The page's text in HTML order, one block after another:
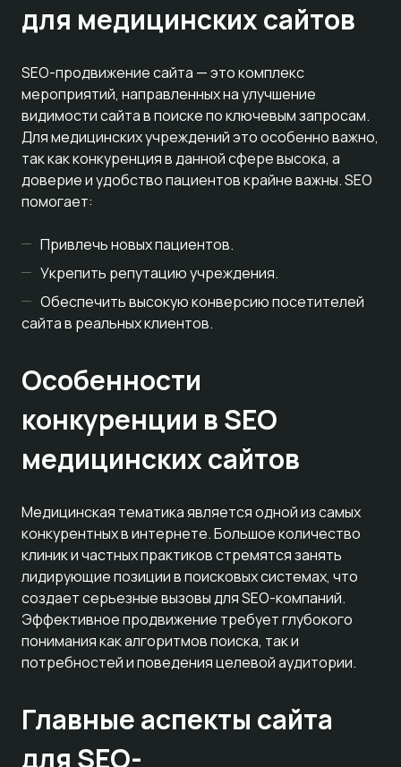
для медицинских сайтов
SEO-продвижение сайта — это комплекс
мероприятий, направленных на улучшение
видимости сайта в поиске по ключевым запросам.
Для медицинских учреждений это особенно важно,
так как конкуренция в данной сфере высока, а
доверие и удобство пациентов крайне важны. SEO
помогает:
Привлечь новых пациентов.
Укрепить репутацию учреждения.
Обеспечить высокую конверсию посетителей
сайта в реальных клиентов.
Особенности
конкуренции в SEO
медицинских сайтов
Медицинская тематика является одной из самых
конкурентных в интернете. Большое количество
клиник и частных практиков стремятся занять
лидирующие позиции в поисковых системах, что
создает серьезные вызовы для SEO-компаний.
Эффективное продвижение требует глубокого
понимания как алгоритмов поиска, так и
потребностей и поведения целевой аудитории.
Главные аспекты сайта
для SEO-